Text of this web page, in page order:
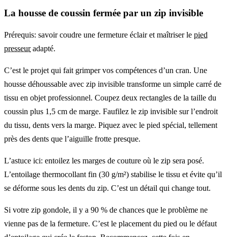
La housse de coussin fermée par un zip invisible
Prérequis: savoir coudre une fermeture éclair et maîtriser le pied
presseuradapté.
C’est le projet qui fait grimper vos compétences d’un cran. Une
housse déhoussable avec zip invisible transforme un simple carré de
tissu en objet professionnel. Coupez deux rectangles de la taille du
coussin plus 1,5 cm de marge. Faufilez le zip invisible sur l’endroit
du tissu, dents vers la marge. Piquez avec le pied spécial, tellement
près des dents que l’aiguille frotte presque.
L’astuce ici: entoilez les marges de couture où le zip sera posé.
L’entoilage thermocollant fin (30 g/m²) stabilise le tissu et évite qu’il
se déforme sous les dents du zip. C’est un détail qui change tout.
Si votre zip gondole, il y a 90 % de chances que le problème ne
vienne pas de la fermeture. C’est le placement du pied ou le défaut